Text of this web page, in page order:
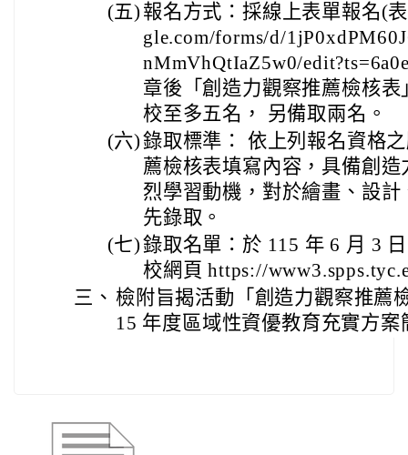
(五) 報名方式：採線上表單報名(
gle.com/forms/d/
nMmVhQtIaZ5w0/
章後「創造力觀察推薦檢核
校至多五名， 另備取兩名。
(六)錄取標準： 依上列報名資格
薦檢核表填寫內容，具備創
烈學習動機，對於繪畫、設
先錄取。
(七)錄取名單：於 115 年 6 月 3
校網頁 https://
三、 檢附旨揭活動「創造力觀察推薦
15 年度區域性資優教育充實方案